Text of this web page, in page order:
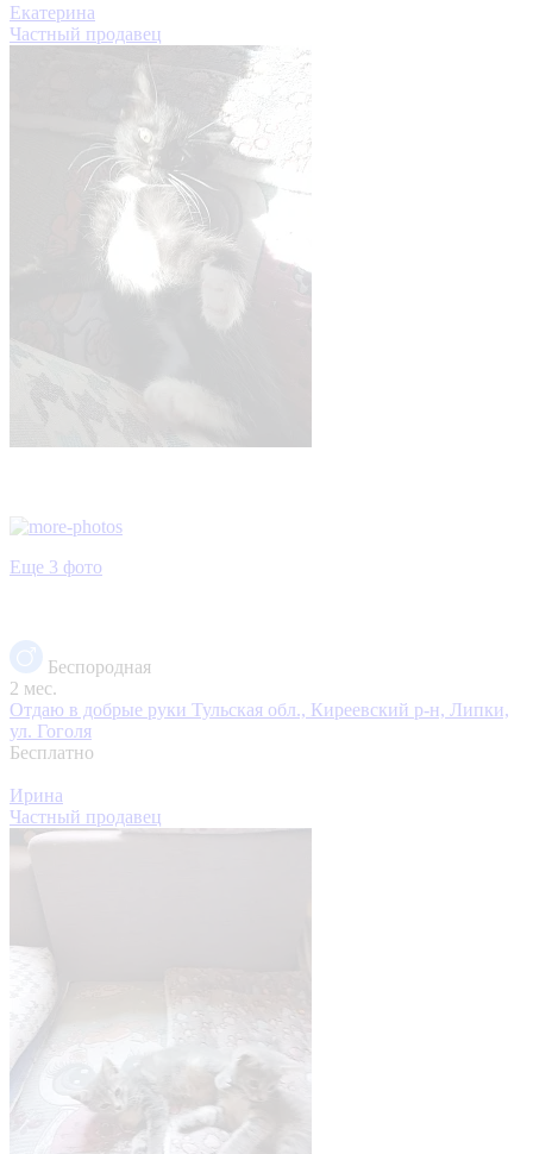
Екатерина
Частный продавец
Еще 3 фото
Беспородная
2 мес.
Отдаю в добрые руки Тульская обл., Киреевский р-н, Липки,
ул. Гоголя
Бесплатно
Ирина
Частный продавец